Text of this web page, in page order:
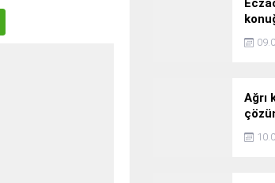
Ağrı